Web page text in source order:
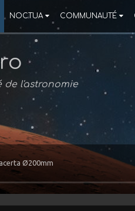
NOCTUA COMMUNAUTÉ
de l'astronomie
Ø200mm